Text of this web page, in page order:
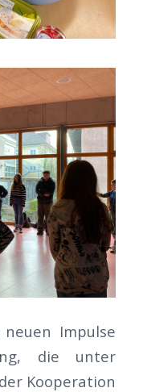
Impulse
die unter
Kooperation